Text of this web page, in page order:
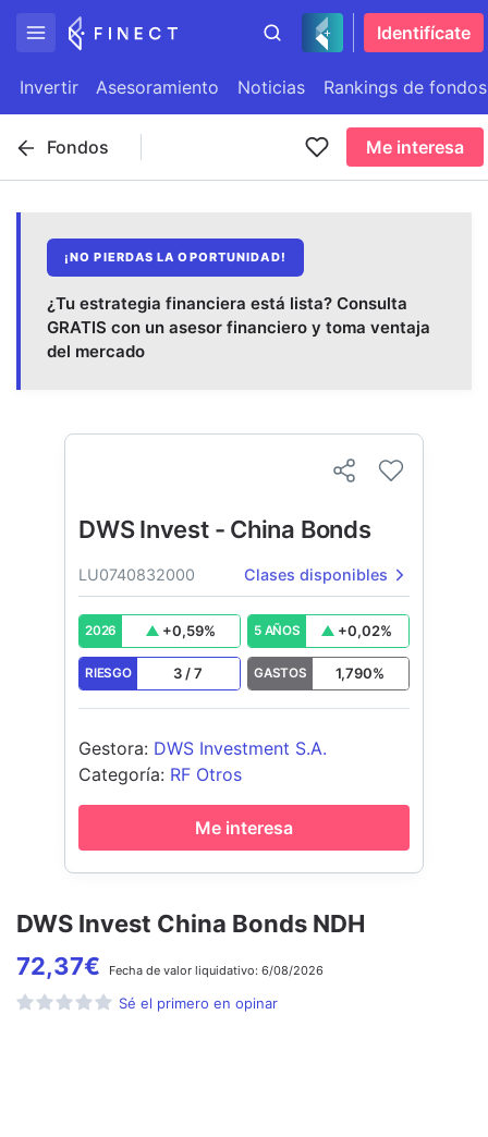
Identifícate
Invertir Asesoramiento Noticias Rankings de fondos
Fondos Me interesa
¡NO PIERDAS LA OPORTUNIDAD!
¿Tu estrategia financiera está lista? Consulta
GRATIS con un asesor financiero y toma ventaja
del mercado
DWS Invest China Bonds NDH
72,37€ Fecha de valor liquidativo: 6/08/2026
Sé el primero en opinar
DWS Invest - China Bonds
LU0740832000 Clases disponibles
2026 +0,59% 5 AÑOS +0,02%
RIESGO 3 /7 GASTOS 1,790%
Gestora: DWS Investment S.A.
Categoría: RF Otros
Me interesa